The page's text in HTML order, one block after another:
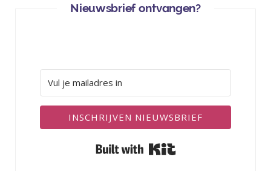
Nieuwsbrief ontvangen?
INSCHRIJVEN NIEUWSBRIEF